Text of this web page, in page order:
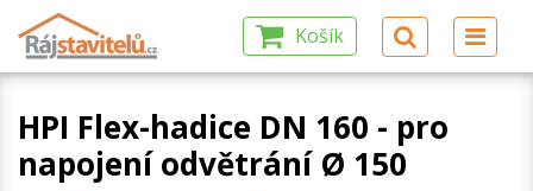
Košík
HPI Flex-hadice DN 160 - pro
napojení odvětrání Ø 150